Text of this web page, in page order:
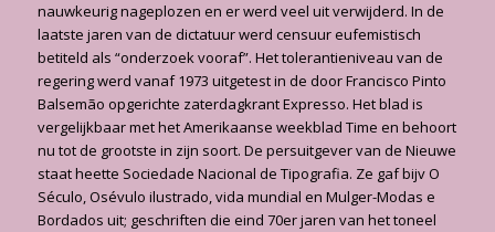
nauw­keurig nageplozen en er werd veel uit verwijderd. In de
laatste jaren van de dictatuur werd censuur eufemistisch
betiteld als “onderzoek vooraf”. Het tolerantieniveau van de
regering werd vanaf 1973 uitgetest in de door Francisco Pinto
Balsemão opgerichte zaterdagkrant Expresso. Het blad is
vergelijkbaar met het Amerikaanse weekblad Time en behoort
nu tot de grootste in zijn soort. De persuitgever van de Nieuwe
staat heette Sociedade Nacional de Tipografia. Ze gaf bijv O
Século, Osévulo ilustrado, vida mundial en Mulger-Modas e
Borda­dos uit; geschriften die eind 70er jaren van het toneel